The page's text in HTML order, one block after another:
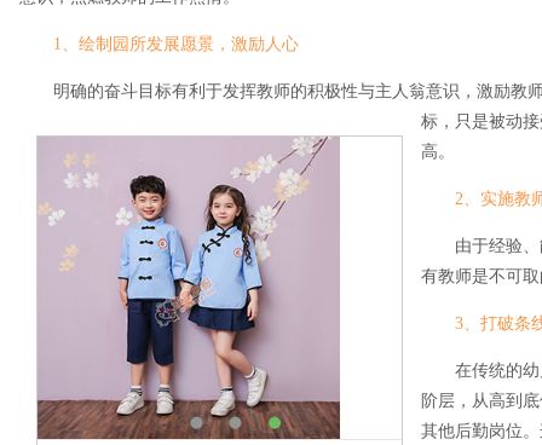
1、绘制园所发展愿景，激励人心
明确的奋斗目标有利于发挥教师的积极性与主人翁意识，激励教
标，只是被动
高。
2、实施教
由于经验
有教师是不可
3、打破条
在传统的
阶层，从高到
其他后勤岗位